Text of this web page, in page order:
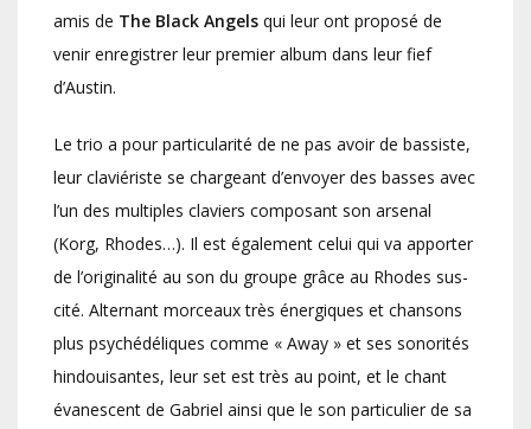
amis de The Black Angels qui leur ont proposé de
venir enregistrer leur premier album dans leur fief
d’Austin.
Le trio a pour particularité de ne pas avoir de bassiste,
leur claviériste se chargeant d’envoyer des basses avec
l’un des multiples claviers composant son arsenal
(Korg, Rhodes…). Il est également celui qui va apporter
de l’originalité au son du groupe grâce au Rhodes sus-
cité. Alternant morceaux très énergiques et chansons
plus psychédéliques comme « Away » et ses sonorités
hindouisantes, leur set est très au point, et le chant
évanescent de Gabriel ainsi que le son particulier de sa